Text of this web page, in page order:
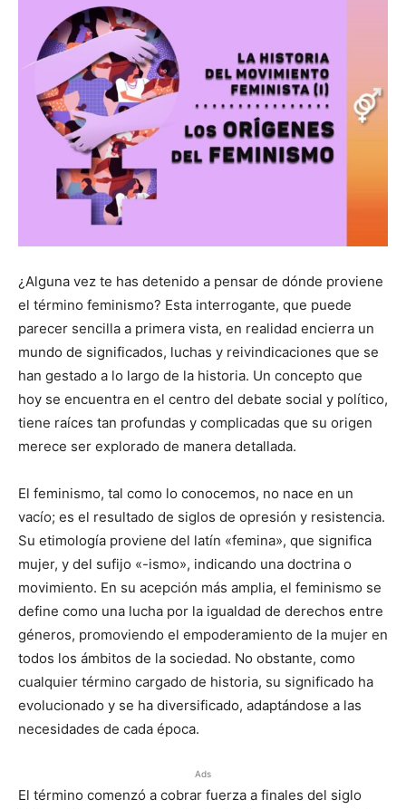
¿Alguna vez te has detenido a pensar de dónde proviene
el término feminismo? Esta interrogante, que puede
parecer sencilla a primera vista, en realidad encierra un
mundo de significados, luchas y reivindicaciones que se
han gestado a lo largo de la historia. Un concepto que
hoy se encuentra en el centro del debate social y político,
tiene raíces tan profundas y complicadas que su origen
merece ser explorado de manera detallada.
El feminismo, tal como lo conocemos, no nace en un
vacío; es el resultado de siglos de opresión y resistencia.
Su etimología proviene del latín «femina», que significa
mujer, y del sufijo «-ismo», indicando una doctrina o
movimiento. En su acepción más amplia, el feminismo se
define como una lucha por la igualdad de derechos entre
géneros, promoviendo el empoderamiento de la mujer en
todos los ámbitos de la sociedad. No obstante, como
cualquier término cargado de historia, su significado ha
evolucionado y se ha diversificado, adaptándose a las
necesidades de cada época.
Ads
El término comenzó a cobrar fuerza a finales del siglo